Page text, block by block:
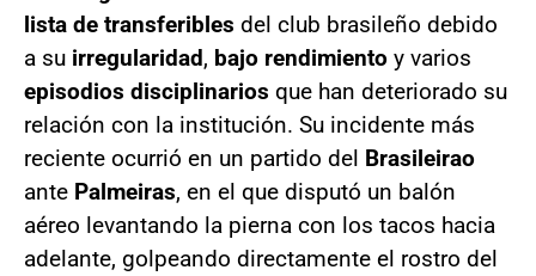
lista de transferibles del club brasileño debido
a su irregularidad, bajo rendimiento y varios
episodios disciplinarios que han deteriorado su
relación con la institución. Su incidente más
reciente ocurrió en un partido del Brasileirao
ante Palmeiras, en el que disputó un balón
aéreo levantando la pierna con los tacos hacia
adelante, golpeando directamente el rostro del